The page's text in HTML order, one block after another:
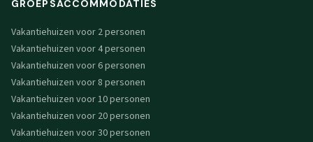
GROEPSACCOMMODATIES
Vakantiehuizen voor 2 personen
Vakantiehuizen voor 4 personen
Vakantiehuizen voor 6 personen
Vakantiehuizen voor 8 personen
Vakantiehuizen voor 10 personen
Vakantiehuizen voor 20 personen
Vakantiehuizen voor 30 personen